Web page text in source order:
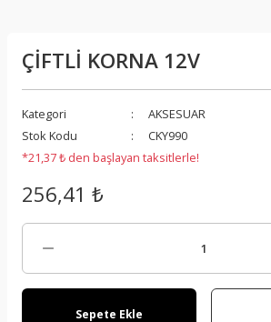
ÇİFTLİ KORNA 12V
Kategori
AKSESUAR
Stok Kodu
CKY990
*21,37 ₺ den başlayan taksitlerle!
256,41 ₺
Sepete Ekle